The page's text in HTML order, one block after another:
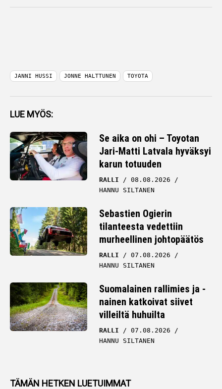
JANNI HUSSI JONNE HALTTUNEN TOYOTA
LUE MYÖS:
Se aika on ohi – Toyotan
Jari-Matti Latvala hyväksyi
karun totuuden
RALLI
08.08.2026
HANNU SILTANEN
Sebastien Ogierin
tilanteesta vedettiin
murheellinen johtopäätös
RALLI
07.08.2026
HANNU SILTANEN
Suomalainen rallimies ja -
nainen katkoivat siivet
villeiltä huhuilta
RALLI
07.08.2026
HANNU SILTANEN
TÄMÄN HETKEN LUETUIMMAT